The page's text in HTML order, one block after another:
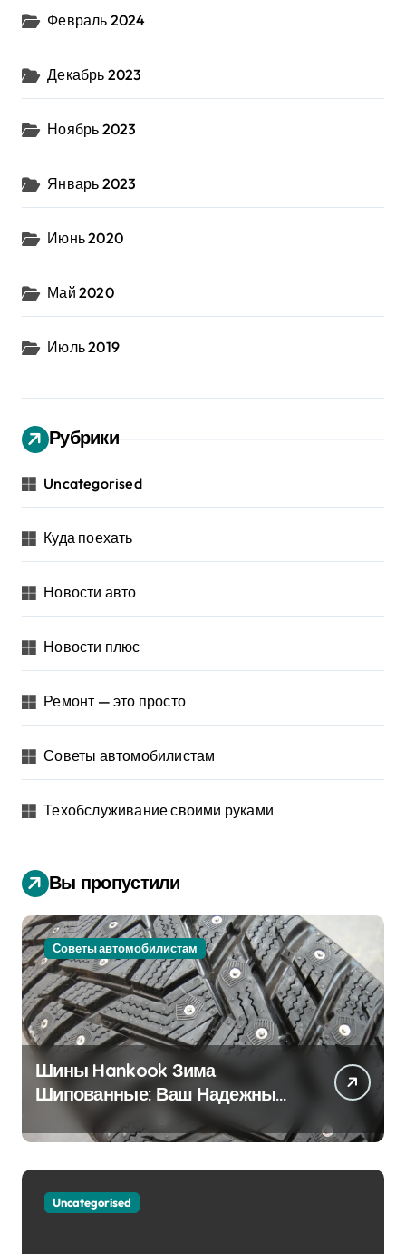
Февраль 2024
Декабрь 2023
Ноябрь 2023
Январь 2023
Июнь 2020
Май 2020
Июль 2019
Рубрики
Uncategorised
Куда поехать
Новости авто
Новости плюс
Ремонт — это просто
Советы автомобилистам
Техобслуживание своими руками
Вы пропустили
Советы автомобилистам
Шины Hankook Зима
Шипованные: Ваш Надежный
Партнёр на Снежных Дорогах
Uncategorised